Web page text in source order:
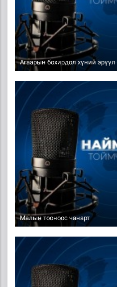
Агаарын бохирдол хүний
Малын тооноос чанарт